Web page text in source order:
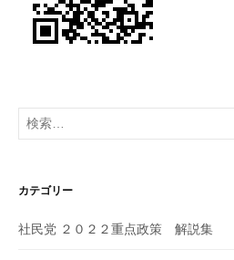
検
索:
カテゴリー
社民党 ２０２２重点政策 解説集